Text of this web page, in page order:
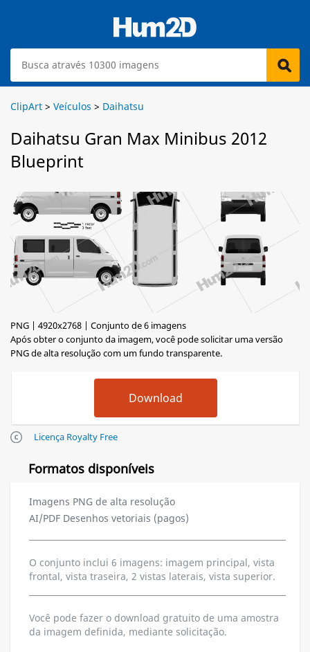
ClipArt > Veículos > Daihatsu
Daihatsu Gran Max Minibus 2012
Blueprint
PNG | 4920x2768 | Conjunto de 6 imagens
Após obter o conjunto da imagem, você pode solicitar uma versão
PNG de alta resolução com um fundo transparente.
Licença Royalty Free
Formatos disponíveis
Imagens PNG de alta resolução
AI/PDF Desenhos vetoriais (pagos)
O conjunto inclui 6 imagens: imagem principal, vista
frontal, vista traseira, 2 vistas laterais, vista superior.
Você pode fazer o download gratuito de uma amostra
da imagem definida, mediante solicitação.